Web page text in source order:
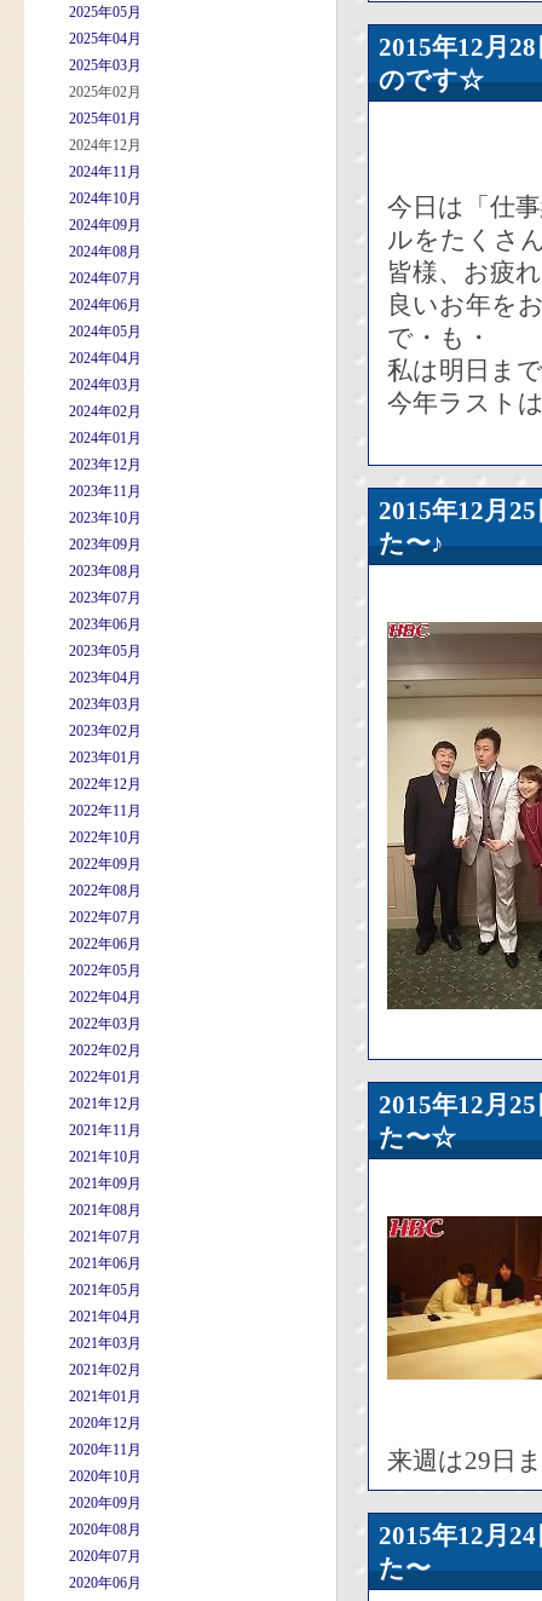
2025年05月
2025年04月
2025年03月
2025年02月
2025年01月
2024年12月
2024年11月
2024年10月
2024年09月
2024年08月
2024年07月
2024年06月
2024年05月
2024年04月
2024年03月
2024年02月
2024年01月
2023年12月
2023年11月
2023年10月
2023年09月
2023年08月
2023年07月
2023年06月
2023年05月
2023年04月
2023年03月
2023年02月
2023年01月
2022年12月
2022年11月
2022年10月
2022年09月
2022年08月
2022年07月
2022年06月
2022年05月
2022年04月
2022年03月
2022年02月
2022年01月
2021年12月
2021年11月
2021年10月
2021年09月
2021年08月
2021年07月
2021年06月
2021年05月
2021年04月
2021年03月
2021年02月
2021年01月
2020年12月
2020年11月
2020年10月
2020年09月
2020年08月
2020年07月
2020年06月
2015年12
のです☆
今日は「仕
ルをたくさ
皆様、お疲
良いお年を
で・も・
私は明日ま
今年ラスト
2015年12
た〜♪
2015年12
た〜☆
来週は29日
2015年12
た〜